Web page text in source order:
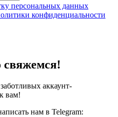
персональных данных
конфиденциальности
аккаунт-
вам!
нам в Telegram: